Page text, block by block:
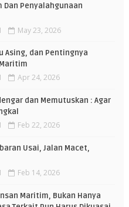
Dan Penyalahgunaan
May 23, 2026
Asing, dan Pentingnya
Apr 24, 2026
dan Memutuskan : Agar
Feb 22, 2026
Usai, Jalan Macet,
Feb 14, 2026
Maritim, Bukan Hanya